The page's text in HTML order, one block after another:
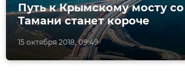
15 октября 2018, 09:49
Путь к Крымскому мосту
Тамани станет короче